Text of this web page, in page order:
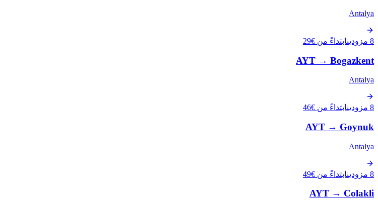
Antalya
8 مزودين ابتداءً من €29
AYT → Bogazkent
Antalya
8 مزودين ابتداءً من €46
AYT → Goynuk
Antalya
8 مزودين ابتداءً من €49
AYT → Colakli